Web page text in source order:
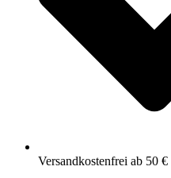
Versandkostenfrei ab 50 €